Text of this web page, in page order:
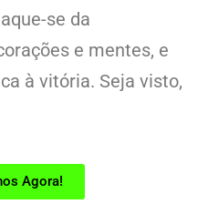
se da
e mentes, e
à vitória. Seja visto,
Agora!